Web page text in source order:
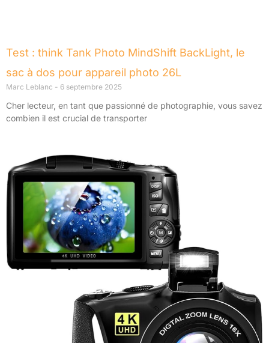
Test : think Tank Photo MindShift BackLight, le
sac à dos pour appareil photo 26L
Marc Leblanc 6 septembre 2025
Cher lecteur, en tant que passionné de photographie, vous savez
combien il est crucial de transporter